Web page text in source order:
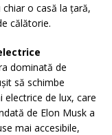
o casă la țară,
călătorie.
dominată de
să schimbe
electrice de lux, care
de Elon Musk a
mai accesibile,